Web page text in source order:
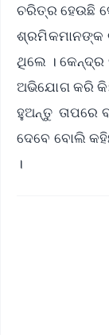
ଚରିତ୍ର ହେଉଛି
ଶ୍ରମିକମାନଙ୍କ
ଥିଲେ । କେନ୍ଦ୍ର
ଅଭିଯୋଗ କରି କିଛି
ହୁଅନ୍ତୁ ତାପରେ
ଦେବେ ବୋଲି
।